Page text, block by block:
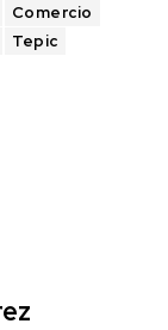
Comercio
Tepic